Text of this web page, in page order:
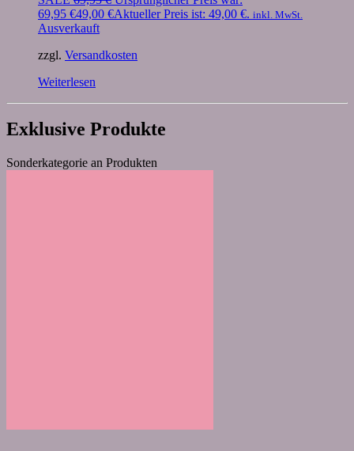
69,95 €49,00 €Aktueller Preis ist: 49,00 €. inkl. MwSt.
Ausverkauft
zzgl. Versandkosten
Weiterlesen
Exklusive Produkte
Sonderkategorie an Produkten